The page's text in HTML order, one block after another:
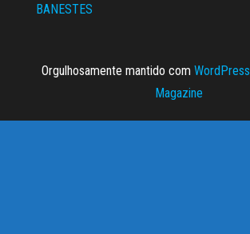
BANESTES
Orgulhosamente mantido com WordPress
Magazine